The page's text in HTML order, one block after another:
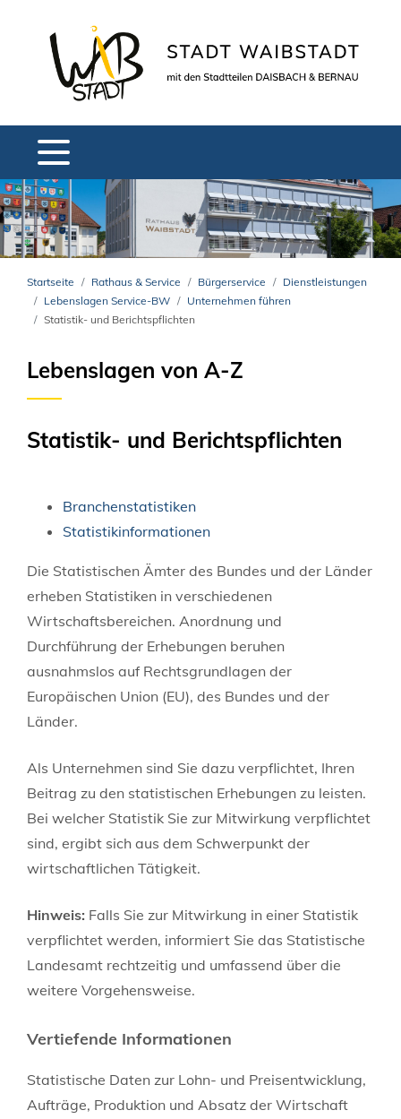
Startseite Rathaus & Service Bürgerservice
Dienstleistungen
Lebenslagen Service-BW
Unternehmen führen
Statistik- und Berichtspflichten
Lebenslagen von A-Z
Statistik- und Berichtspflichten
Branchenstatistiken
Statistikinformationen
Die Statistischen Ämter des Bundes und der Länder
erheben Statistiken in verschiedenen
Wirtschaftsbereichen. Anordnung und
Durchführung der Erhebungen beruhen
ausnahmslos auf Rechtsgrundlagen der
Europäischen Union (EU), des Bundes und der
Länder.
Als Unternehmen sind Sie dazu verpflichtet, Ihren
Beitrag zu den statistischen Erhebungen zu leisten.
Bei welcher Statistik Sie zur Mitwirkung verpflichtet
sind, ergibt sich aus dem Schwerpunkt der
wirtschaftlichen Tätigkeit.
Hinweis: Falls Sie zur Mitwirkung in einer Statistik
verpflichtet werden, informiert Sie das Statistische
Landesamt rechtzeitig und umfassend über die
weitere Vorgehensweise.
Vertiefende Informationen
Statistische Daten zur Lohn- und Preisentwicklung,
Aufträge, Produktion und Absatz der Wirtschaft